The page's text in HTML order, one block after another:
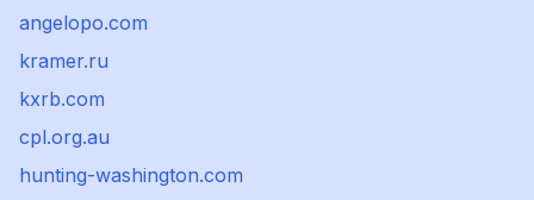
angelopo.com
kramer.ru
kxrb.com
cpl.org.au
hunting-washington.com